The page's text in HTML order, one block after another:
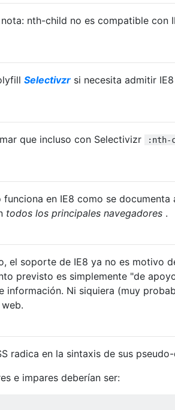
nth-child no es compatible con
Selectivzr si necesita admitir
que incluso con Selectivizr :nth-
en IE8 como se documenta
todos los principales navegadores .
el soporte de IE8 ya no es motivo
previsto es simplemente "de
información. Ni siquiera (muy
radica en la sintaxis de sus pseudo-
e impares deberían ser: